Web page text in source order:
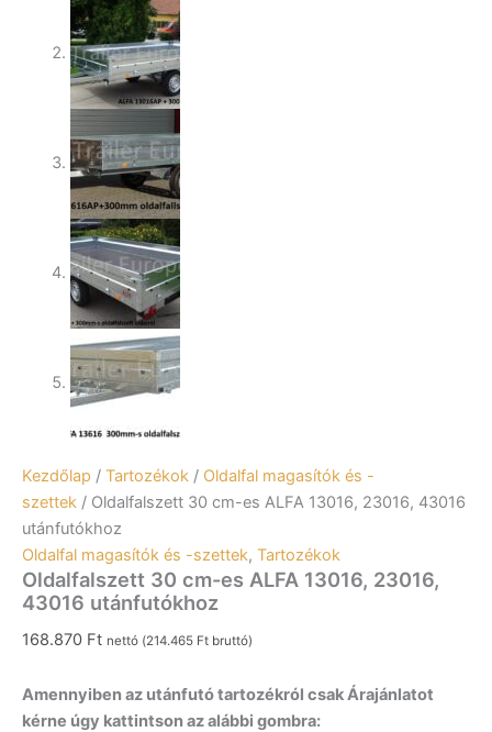
Kezdőlap / Tartozékok / Oldalfal magasítók és -
szettek / Oldalfalszett 30 cm-es ALFA 13016, 23016, 43016
utánfutókhoz
Oldalfal magasítók és -szettek, Tartozékok
Oldalfalszett 30 cm-es ALFA 13016, 23016,
43016 utánfutókhoz
168.870 Ft nettó (214.465 Ft bruttó)
Amennyiben az utánfutó tartozékról csak Árajánlatot
kérne úgy kattintson az alábbi gombra: